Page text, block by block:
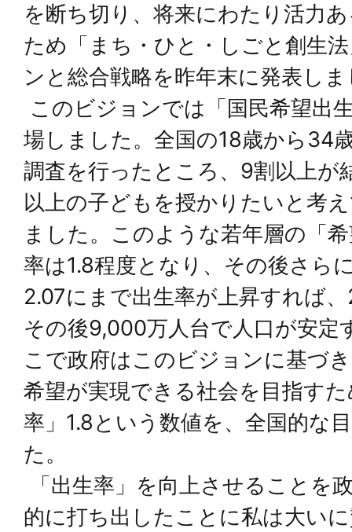
を断ち切り、将来にわたり活力
ため「まち・ひと・しごと創生
ンと総合戦略を昨年末に発表し
このビジョンでは「国民希望出
場しました。全国の18歳から34
調査を行ったところ、9割以上が
以上の子どもを授かりたいと考
ました。このような若年層の「
率は1.8程度となり、その後さら
2.07にまで出生率が上昇すれば
その後9,000万人台で人口が安定
こで政府はこのビジョンに基づ
希望が実現できる社会を目指す
率」1.8という数値を、全国的な
た。
「出生率」を向上させることを
的に打ち出したことに私は大い